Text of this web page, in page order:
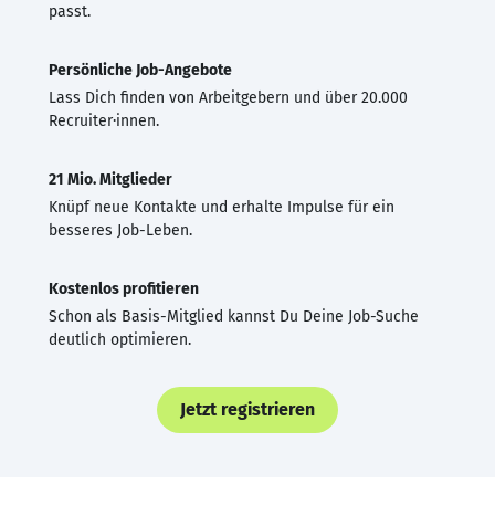
passt.
Persönliche Job-Angebote
Lass Dich finden von Arbeitgebern und über 20.000
Recruiter·innen.
21 Mio. Mitglieder
Knüpf neue Kontakte und erhalte Impulse für ein
besseres Job-Leben.
Kostenlos profitieren
Schon als Basis-Mitglied kannst Du Deine Job-Suche
deutlich optimieren.
Jetzt registrieren